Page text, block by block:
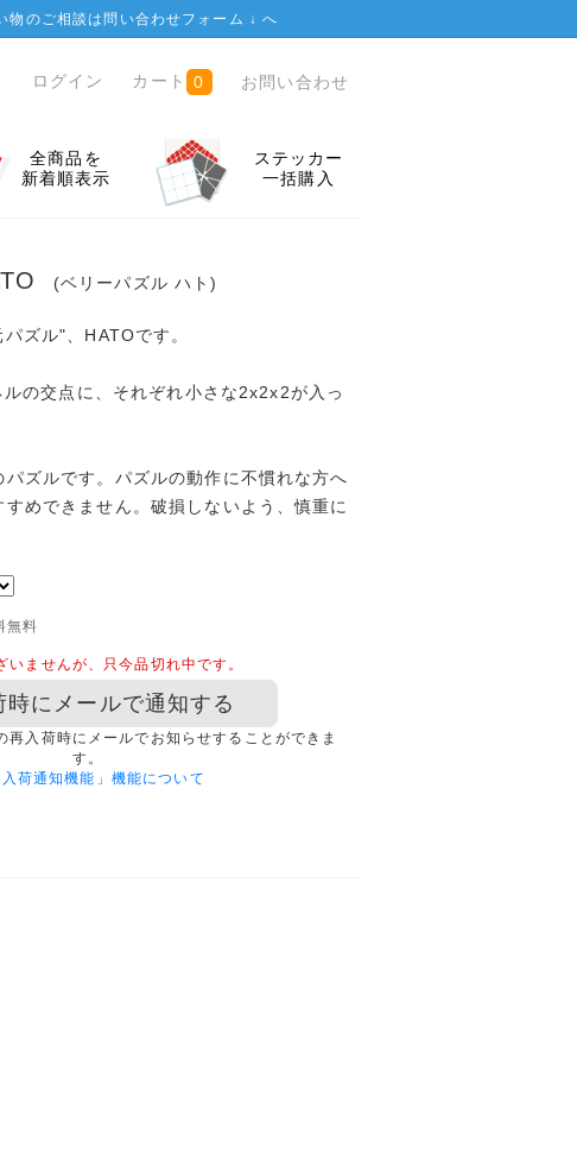
のご相談は問い合わせフォーム ↓へ
ログイン カート 0 お問い合わせ
全商品を
新着順表示
ステッカー
一括購入
(ベリーパズル ハト)
ズル"、HATOです。
の交点に、それぞれ小さな2x2x2が入っ
ズルです。パズルの動作に不慣れな方へ
めできません。破損しないよう、慎重に
無料
いませんが、只今品切れ中です。
時にメールで通知する
再入荷時にメールでお知らせすることができま
す。
入荷通知機能」機能について